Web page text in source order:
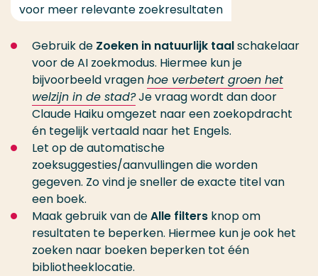
voor meer relevante zoekresultaten
Gebruik de Zoeken in natuurlijk taalschakelaar
voor de AI zoekmodus. Hiermee kun je
bijvoorbeeld vragenhoe verbetert groen het
welzijn in de stad?Je vraag wordt dan door
Claude Haiku omgezet naar een zoekopdracht
én tegelijk vertaald naar het Engels.
Let op de automatische
zoeksuggesties/aanvullingen die worden
gegeven. Zo vind je sneller de exacte titel van
een boek.
Maak gebruik van deAlle filters knop om
resultaten te beperken. Hiermee kun je ook het
zoeken naar boeken beperken tot één
bibliotheeklocatie.